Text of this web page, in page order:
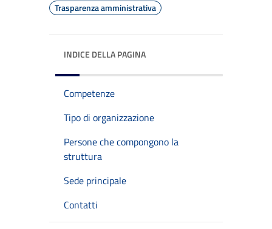
Trasparenza amministrativa
INDICE DELLA PAGINA
Competenze
Tipo di organizzazione
Persone che compongono la
struttura
Sede principale
Contatti